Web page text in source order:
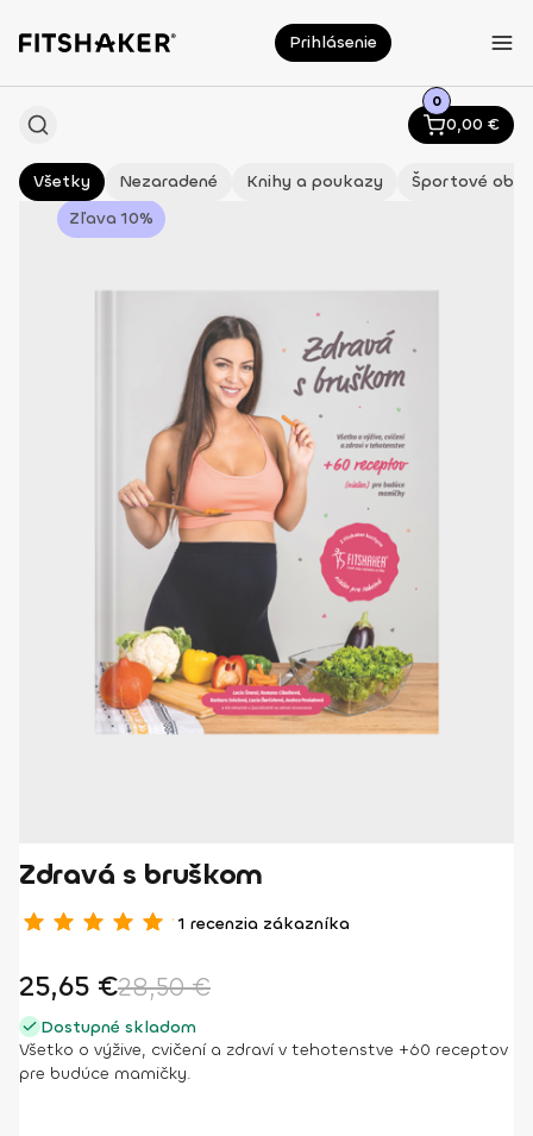
Prihlásenie
0
0,00 €
Všetky Nezaradené Knihy a poukazy
Športové
Zľava 10%
Zdravá s bruškom
zákazníckej
recenzie
1 recenzia zákazníka
25,65 €28,50€
Dostupné skladom
Všetko o výžive, cvičení a zdraví v tehotenstve +60 receptov
pre budúce mamičky.